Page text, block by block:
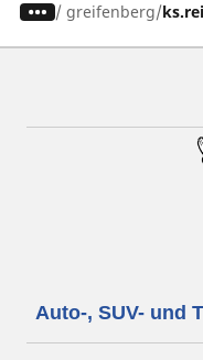
/ greifenberg
Auto-, SUV- und